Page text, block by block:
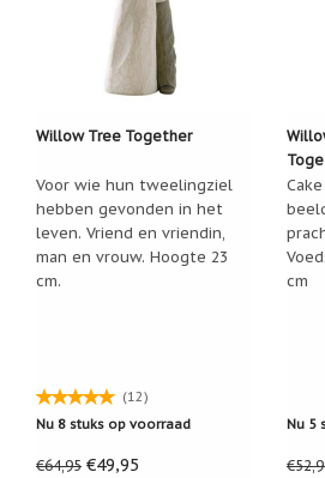
rouw:
woorden
tekortschieten
De
De
Nieuw:
fotootje
van
cadeauverpakking
02-01-2017 00:38
Can't wait to have a collection of
of them and even give some as
my husband discovered this site
knows how to make me happy for
Willow Tree Together
Voor wie hun tweelingziel
hebben gevonden in het
leven. Vriend en vriendin,
man en vrouw. Hoogte 23
cm.
(12)
Nu 8 stuks op voorraad
€64,95 €49,95
cm
Nu 5